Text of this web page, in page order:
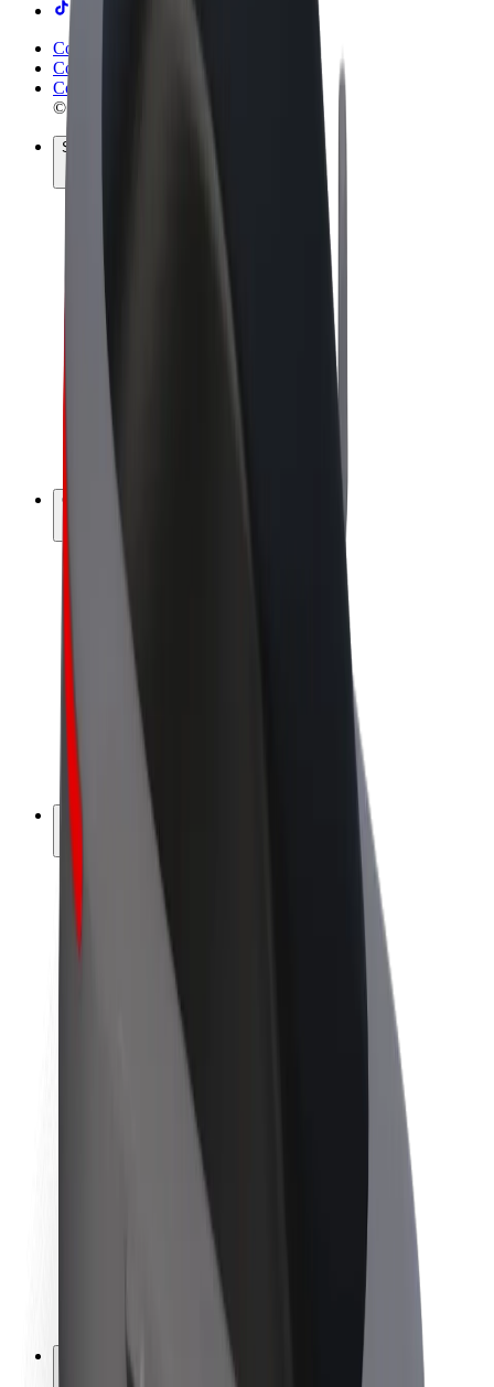
Conditions générales
Confidentialité
Cookies
© 2026 Bolt Technology OÜ
Services
Bolt Drive
Bolt for Business
Vélos électriques
Générez des revenus avec Bolt
Livreur
Commerçants Bolt Food
Franchise
Rejoignez-nous
À propos de Bolt
La durabilité chez Bolt
Project Zero
Lignes directrices de marque
Relations investisseurs